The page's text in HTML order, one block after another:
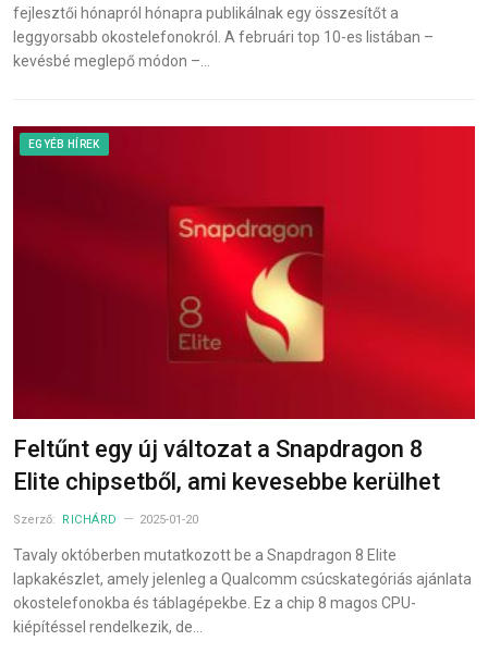
fejlesztői hónapról hónapra publikálnak egy összesítőt a
leggyorsabb okostelefonokról. A februári top 10-es listában –
kevésbé meglepő módon –…
EGYÉB HÍREK
Feltűnt egy új változat a Snapdragon 8
Elite chipsetből, ami kevesebbe kerülhet
Szerző: RICHÁRD 2025-01-20
Tavaly októberben mutatkozott be a Snapdragon 8 Elite
lapkakészlet, amely jelenleg a Qualcomm csúcskategóriás ajánlata
okostelefonokba és táblagépekbe. Ez a chip 8 magos CPU-
kiépítéssel rendelkezik, de…